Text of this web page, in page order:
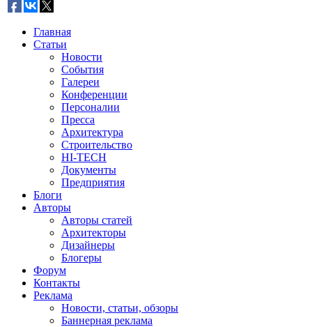
Главная
Статьи
Новости
События
Галереи
Конференции
Персоналии
Пресса
Архитектура
Строительство
HI-TECH
Документы
Предприятия
Блоги
Авторы
Авторы статей
Архитекторы
Дизайнеры
Блогеры
Форум
Контакты
Реклама
Новости, статьи, обзоры
Баннерная реклама